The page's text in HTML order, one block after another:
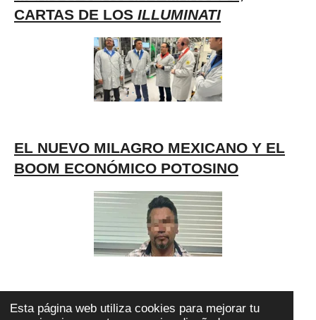
Esta página web utiliza cookies para mejorar tu
CARTAS DE LOS ILLUMINATI
EL NUEVO MILAGRO MEXICANO Y EL
BOOM ECONÓMICO POTOSINO
LA PESCA DEL TIBURÓN, LA FENAPO,